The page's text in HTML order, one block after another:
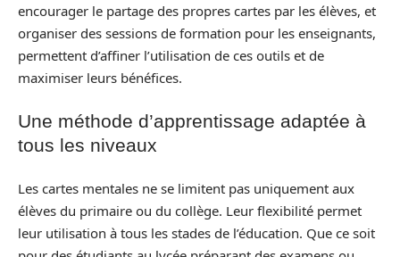
encourager le partage des propres cartes par les élèves, et
organiser des sessions de formation pour les enseignants,
permettent d’affiner l’utilisation de ces outils et de
maximiser leurs bénéfices.
Une méthode d’apprentissage adaptée à
tous les niveaux
Les cartes mentales ne se limitent pas uniquement aux
élèves du primaire ou du collège. Leur flexibilité permet
leur utilisation à tous les stades de l’éducation. Que ce soit